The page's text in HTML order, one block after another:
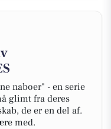
naboer" - en serie
glimt fra deres
de er en del af.
med.